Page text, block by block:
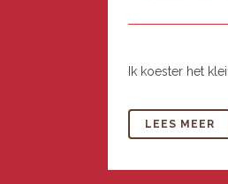
Ik koester het
LEES MEER